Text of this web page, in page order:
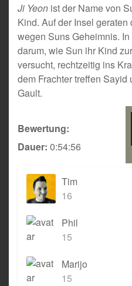
Ji Yeon ist der Name von
Kind. Auf der Insel
wegen Suns Geheimnis.
darum, wie Sun ihr Kind
versucht, rechtzeitig ins
dem Frachter treffen
Gault.
Bewertung:
Dauer: 0:54:56
Tim
16
Phil
15
Marijo
15